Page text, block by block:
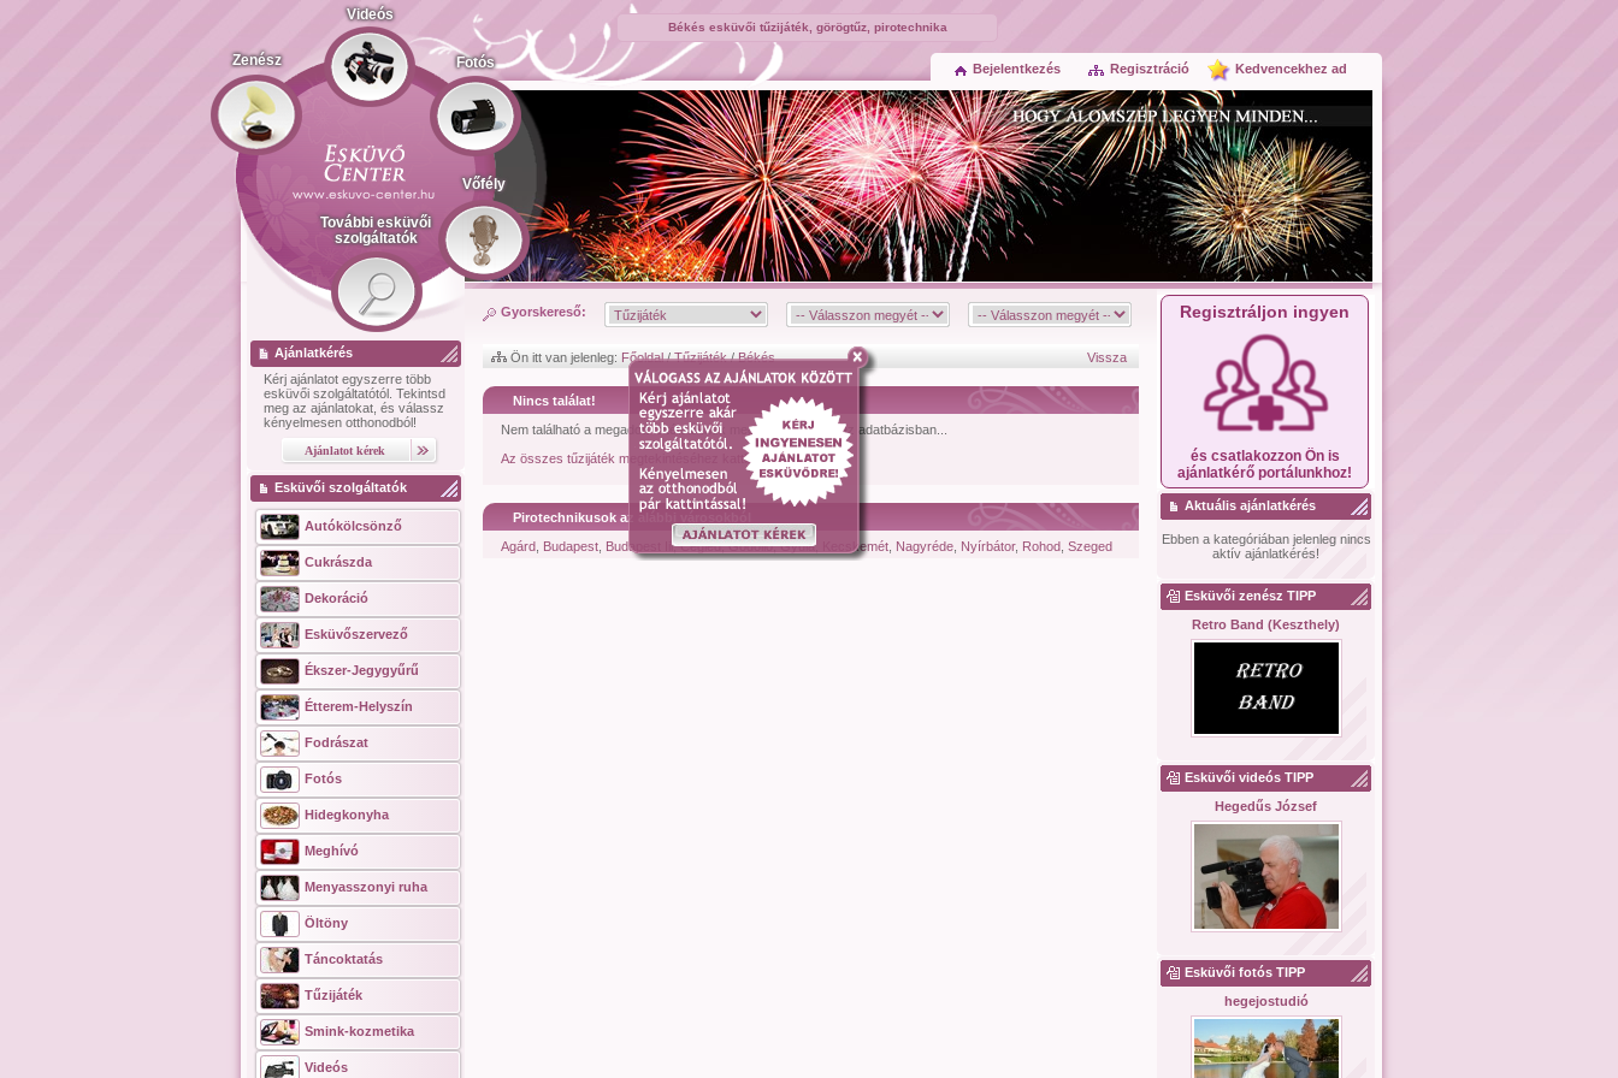
Békés esküvői tűzijáték, görögtűz, pirotechnika
Zenész
Videós
Fotós
Vőfély
További esküvői
szolgáltatók
Kedvencekhez ad
Regisztráció
Bejelentkezés
Ajánlatkérés
Kérj ajánlatot egyszerre több
esküvői szolgáltatótól. Tekintsd
meg az ajánlatokat, és válassz
kényelmesen otthonodból!
Esküvői szolgáltatók
Autókölcsönző
Cukrászda
Dekoráció
Esküvőszervező
Ékszer-Jegygyűrű
Étterem-Helyszín
Fodrászat
Fotós
Hidegkonyha
Meghívó
Menyasszonyi ruha
Öltöny
Táncoktatás
Tűzijáték
Smink-kozmetika
Videós
Gyorskereső:
Ön itt van jelenleg: Főoldal/Tűzijáték/Békés Vissza
Nincs találat!
Nem található a megadott feltételeknek megfelelő tűzijáték az adatbázisban...
Az összes tűzijáték megtekintéséhez kattintson ide!
Pirotechnikusok az alábbi városokból
Agárd Budapest Budapest Iii,Cegléd,Gödöllő,Gyula, Kecskemét Nagyréde Nyírbátor, Rohod Szeged
Regisztráljon ingyen
és csatlakozzon Ön is
ajánlatkérő portálunkhoz!
Aktuális ajánlatkérés
Ebben a kategóriában jelenleg nincs
aktív ajánlatkérés!
Esküvői zenész TIPP
Retro Band (Keszthely)
Esküvői videós TIPP
Hegedűs József
Esküvői fotós TIPP
hegejostudió